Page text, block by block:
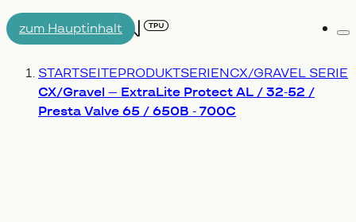
zum Hauptinhalt
AIRTUBE
ENGINEERINGDARUM AERON/
Du bist hier:
STARTSEITEPRODUKTSERIENCX/GRAVEL SERIE
CX/Gravel – ExtraLite Protect AL / 32-52 /
Presta Valve 65 / 650B - 700C